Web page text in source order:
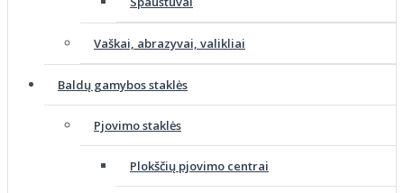
Vaškai, abrazyvai, valikliai
Baldų gamybos staklės
Pjovimo staklės
Plokščių pjovimo centrai